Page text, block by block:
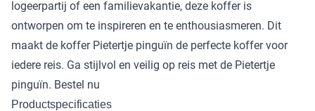
logeerpartij of een familievakantie, deze koffer is
ontworpen om te inspireren en te enthousiasmeren. Dit
maakt de koffer Pietertje pinguïn de perfecte koffer voor
iedere reis. Ga stijlvol en veilig op reis met de Pietertje
pinguïn. Bestel nu
Productspecificaties